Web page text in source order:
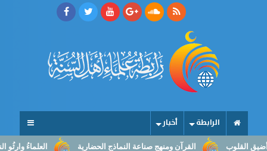
الرابطة أخبار
العلماءُ وارثُو النبوّة: القرآن ومنهج صناعة النماذج الحضارية